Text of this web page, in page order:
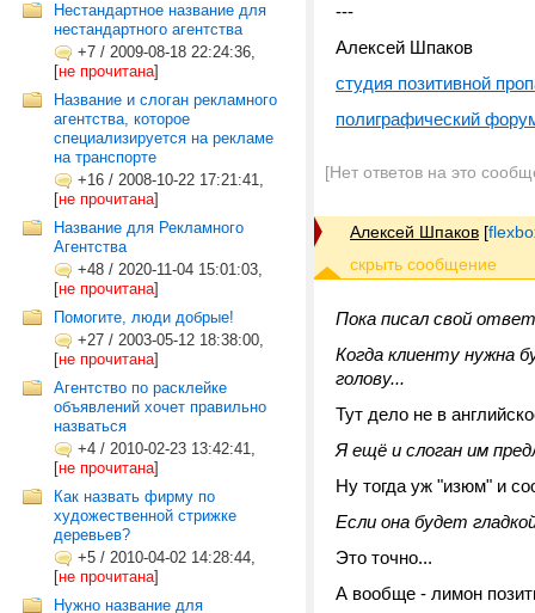
Нестандартное название для
нестандартного агентства
+7 / 2009-08-18 22:24:36,
[не прочитана]
Название и слоган рекламного
агентства, которое
специализируется на рекламе
на транспорте
+16 / 2008-10-22 17:21:41,
[не прочитана]
Название для Рекламного
Агентства
+48 / 2020-11-04 15:01:03,
[не прочитана]
Помогите, люди добрые!
+27 / 2003-05-12 18:38:00,
[не прочитана]
Агентство по расклейке
объявлений хочет правильно
назваться
+4 / 2010-02-23 13:42:41,
[не прочитана]
Как назвать фирму по
художественной стрижке
деревьев?
+5 / 2010-04-02 14:28:44,
[не прочитана]
Нужно название для
---
Алексей Шпаков
студия позитивной
полиграфический
[Нет ответов на это
Алексей Шпаков [
Пока писал свой
Когда клиенту нужна
голову...
Тут дело не в
Я ещё и слоган им
Ну тогда уж "изюм" и
Если она будет
Это точно...
А вообще - лимон